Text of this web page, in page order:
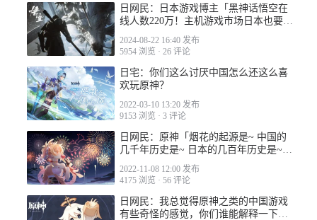
日网民：日本游戏博主「黑神话悟空在
线人数220万！主机游戏市场日本也要输
2024-08-22 16:40 发布
5954 浏览 · 26 评论
日宅：你们这么讨厌中国怎么还这么喜
欢玩原神？
2022-03-10 13:20 发布
9153 浏览 · 3 评论
日网民：原神「烟花的起源是~ 中国的
几千年历史是~ 日本的几百年历史是~」
2022-11-08 12:00 发布
4175 浏览 · 56 评论
日网民：我总觉得原神之类的中国游戏
有些奇怪的感觉，你们谁能解释一下到